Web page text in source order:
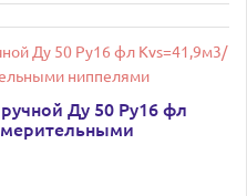
Ду 50 Ру16 фл